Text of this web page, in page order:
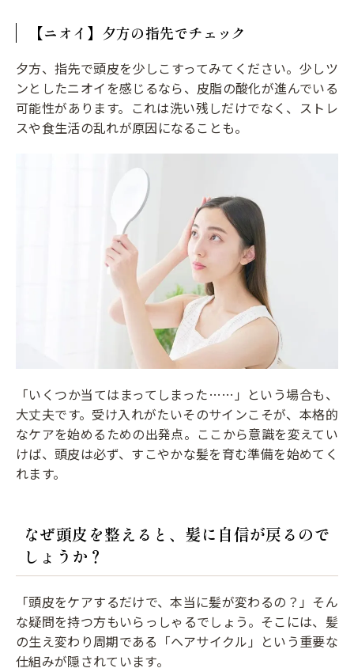
【ニオイ】夕方の指先でチェック
夕方、指先で頭皮を少しこすってみてください。少しツ
ンとしたニオイを感じるなら、皮脂の酸化が進んでいる
可能性があります。これは洗い残しだけでなく、ストレ
スや食生活の乱れが原因になることも。
「いくつか当てはまってしまった……」という場合も、
大丈夫です。受け入れがたいそのサインこそが、本格的
なケアを始めるための出発点。ここから意識を変えてい
けば、頭皮は必ず、すこやかな髪を育む準備を始めてく
れます。
なぜ頭皮を整えると、髪に自信が戻るので
しょうか？
「頭皮をケアするだけで、本当に髪が変わるの？」そん
な疑問を持つ方もいらっしゃるでしょう。そこには、髪
の生え変わり周期である「ヘアサイクル」という重要な
仕組みが隠されています。